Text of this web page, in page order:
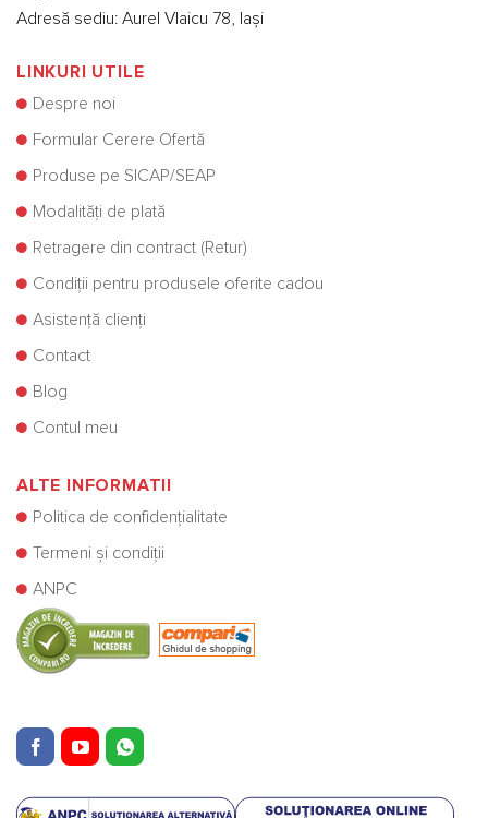
Adresă sediu: Aurel Vlaicu 78, Iași
LINKURI UTILE
Despre noi
Formular Cerere Ofertă
Produse pe SICAP/SEAP
Modalități de plată
Retragere din contract (Retur)
Condiții pentru produsele oferite cadou
Asistență clienți
Contact
Blog
Contul meu
ALTE INFORMATII
Politica de confidențialitate
Termeni și condiții
ANPC